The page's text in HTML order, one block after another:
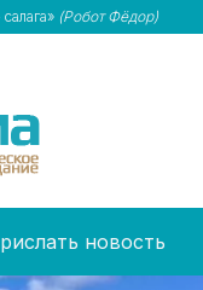
(Робот Фёдор)
новость